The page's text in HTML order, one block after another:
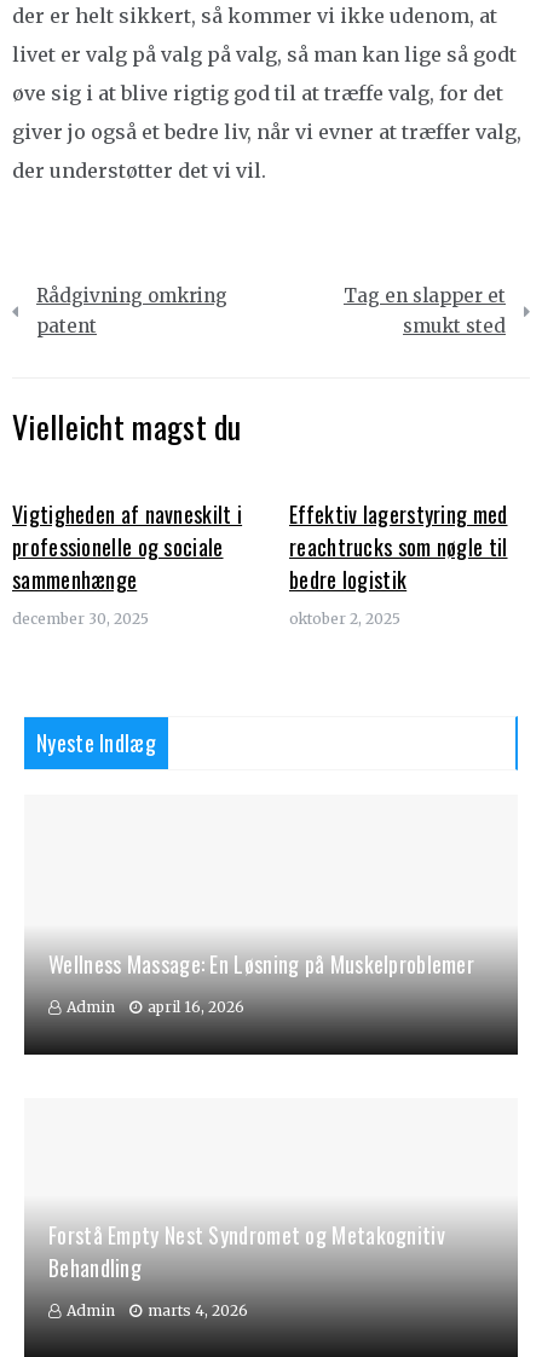
der er helt sikkert, så kommer vi ikke udenom, at
livet er valg på valg på valg, så man kan lige så godt
øve sig i at blive rigtig god til at træffe valg, for det
giver jo også et bedre liv, når vi evner at træffer valg,
der understøtter det vi vil.
Indlægsnavigation
Rådgivning omkring
patent
Tag en slapper et
smukt sted
Vielleicht magst du
Vigtigheden af navneskilt i
professionelle og sociale
sammenhænge
december 30, 2025
Effektiv lagerstyring med
reachtrucks som nøgle til
bedre logistik
oktober 2, 2025
Nyeste Indlæg
Wellness Massage: En Løsning på Muskelproblemer
Admin april 16, 2026
Forstå Empty Nest Syndromet og Metakognitiv
Behandling
Admin marts 4, 2026